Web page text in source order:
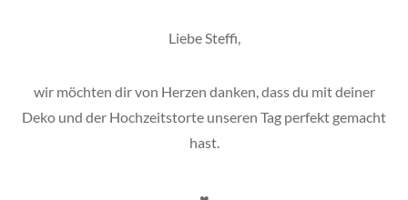
Liebe Steffi,
wir möchten dir von Herzen danken, dass du mit deiner
Deko und der Hochzeitstorte unseren Tag perfekt gemacht
hast.